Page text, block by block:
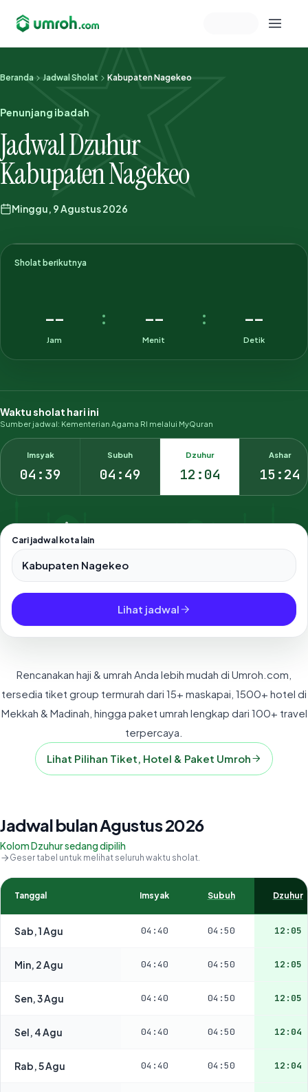
Memeriksa sesi akun
Beranda Jadwal Sholat Kabupaten Nagekeo
Penunjang ibadah
Jadwal Dzuhur
Kabupaten Nagekeo
Minggu, 9 Agustus 2026
Sholat berikutnya
--
Jam
: --
Menit
: --
Detik
Waktu sholat hari ini
Sumber jadwal: Kementerian Agama RI melalui MyQuran
Imsyak
04:39
Subuh
04:49
Dzuhur
12:04
Ashar
15:24
Cari jadwal kota lain
Pilih salah satu dari 500+ kota dan kabupaten di Indonesia.
Lihat jadwal
Rencanakan haji & umrah Anda lebih mudah di Umroh.com,
tersedia tiket group termurah dari 15+ maskapai, 1500+ hotel di
Mekkah & Madinah, hingga paket umrah lengkap dari 100+ travel
terpercaya.
Lihat Pilihan Tiket, Hotel & Paket Umroh
Jadwal bulan Agustus 2026
Kolom Dzuhur sedang dipilih
Geser tabel untuk melihat seluruh waktu sholat.
Tanggal Imsyak Subuh Dzuhur
Sab, 1 Agu 04:40 04:50 12:05
Min, 2 Agu 04:40 04:50 12:05
Sen, 3 Agu 04:40 04:50 12:05
Sel, 4 Agu 04:40 04:50 12:04
Rab, 5 Agu 04:40 04:50 12:04